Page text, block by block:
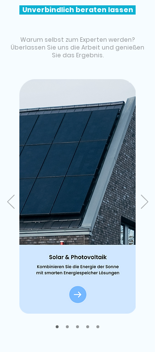
Unverbindlich beraten lassen
Warum selbst zum Experten werden?
Überlassen Sie uns die Arbeit und genießen
Sie das Ergebnis.